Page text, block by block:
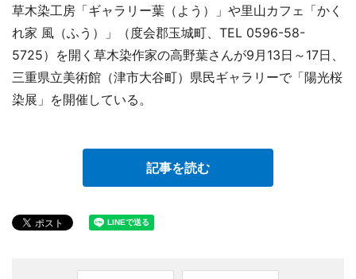
草木染工房「ギャラリー葉（よう）」や里山カフェ「かく
れ家 風（ふう）」（度会郡玉城町、TEL 0596-58-
5725）を開く草木染作家の高野葉さんが9月13日～17日、
三重県立美術館（津市大谷町）県民ギャラリーで「陽光桜
染展」を開催している。
記事を読む